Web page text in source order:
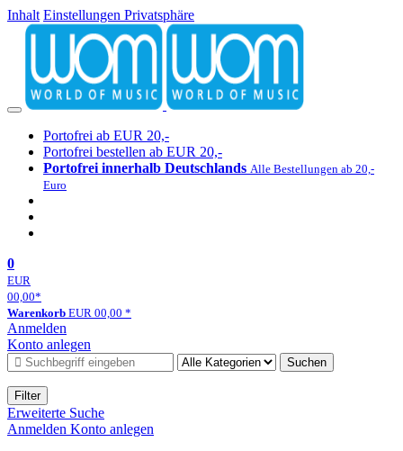
Inhalt Einstellungen Privatsphäre
Portofrei ab EUR 20,-
Portofrei bestellen ab EUR 20,-
Portofrei innerhalb Deutschlands Alle Bestellungen ab 20,-
Euro
0
EUR
00,00*
Warenkorb EUR 00,00 *
Anmelden
Konto anlegen
Suchen
Filter
Erweiterte Suche
Anmelden Konto anlegen